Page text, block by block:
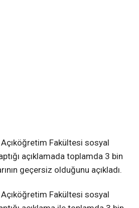
Fakültesi sosyal
açıklamada toplamda 3 bin
geçersiz olduğunu açıkladı.
Fakültesi sosyal